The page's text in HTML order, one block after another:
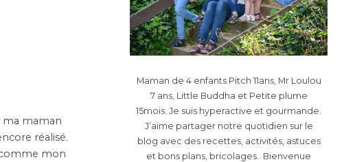
ma maman
réalisé.
mon
Maman de 4 enfants Pitch 11ans, Mr Loulou
7 ans, Little Buddha et Petite plume
15mois. Je suis hyperactive et gourmande.
J’aime partager notre quotidien sur le
blog avec des recettes, activités, astuces
et bons plans, bricolages.. Bienvenue